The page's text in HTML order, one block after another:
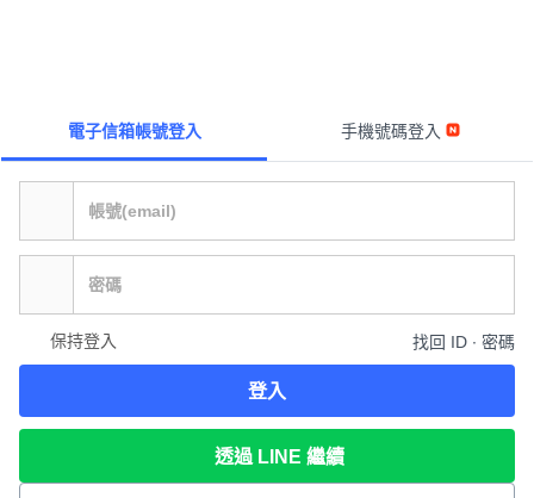
電子信箱帳號登入 手機號碼登入
保持登入 找回 ID ∙ 密碼
登入
透過 LINE 繼續